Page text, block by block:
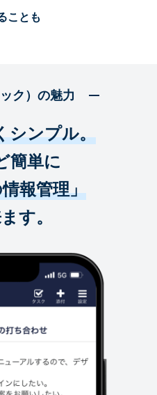
ことも
ク）の魅力
シンプル。
簡単に
報管理」
す。